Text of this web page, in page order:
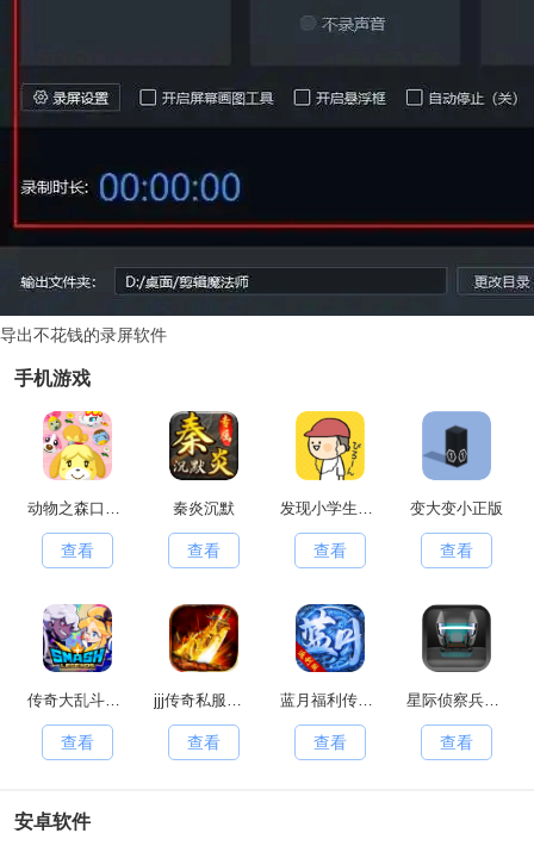
导出不花钱的录屏软件
手机游戏
查看
秦炎沉默
查看 查看
变大变小正版
查看
传奇大乱斗原版
查看
jjj传奇私服手游无广告版
查看
蓝月福利传奇红包版
查看
星际侦察兵K1手游直装版
查看
安卓软件